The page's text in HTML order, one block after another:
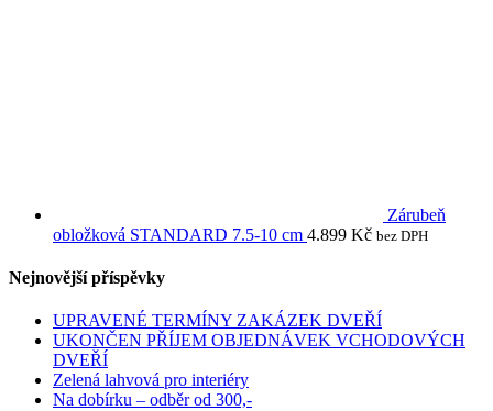
Zárubeň
obložková STANDARD 7.5-10 cm 4.899 Kč bez DPH
Nejnovější příspěvky
UPRAVENÉ TERMÍNY ZAKÁZEK DVEŘÍ
UKONČEN PŘÍJEM OBJEDNÁVEK VCHODOVÝCH
DVEŘÍ
Zelená lahvová pro interiéry
Na dobírku – odběr od 300,-